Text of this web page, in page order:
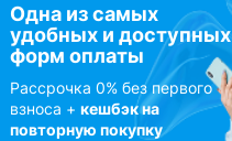
Одна из самых
удобных и доступных
форм оплаты
Рассрочка 0% без первого
взноса + кешбэк на
повторную покупку